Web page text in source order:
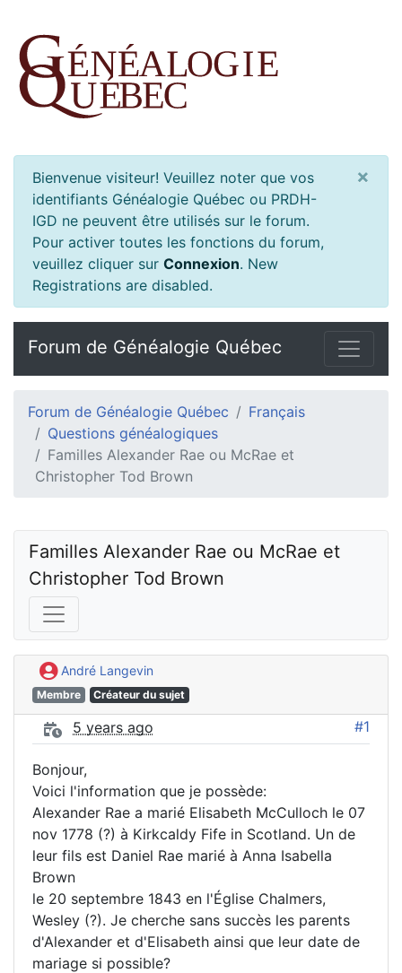
Bienvenue visiteur! Veuillez noter que vos
identifiants Généalogie Québec ou PRDH-
IGD ne peuvent être utilisés sur le forum.
Pour activer toutes les fonctions du forum,
veuillez cliquer sur Connexion. New
Registrations are disabled.
×
Forum de Généalogie Québec
Forum de Généalogie Québec
Français
Questions généalogiques
Familles Alexander Rae ou McRae et
Christopher Tod Brown
Familles Alexander Rae ou McRae et
Christopher Tod Brown
André Langevin
Membre Créateur du sujet
5 years ago #1
Bonjour,
Voici l'information que je possède:
Alexander Rae a marié Elisabeth McCulloch le 07
nov 1778 (?) à Kirkcaldy Fife in Scotland. Un de
leur fils est Daniel Rae marié à Anna Isabella
Brown
le 20 septembre 1843 en l'Église Chalmers,
Wesley (?). Je cherche sans succès les parents
d'Alexander et d'Elisabeth ainsi que leur date de
mariage si possible?